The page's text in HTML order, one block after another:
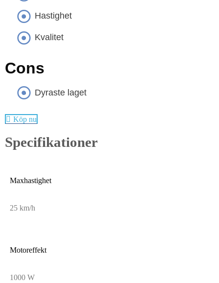
Hastighet
Kvalitet
Cons
Dyraste laget
Köp nu
Specifikationer
Maxhastighet
25 km/h
Motoreffekt
1000 W